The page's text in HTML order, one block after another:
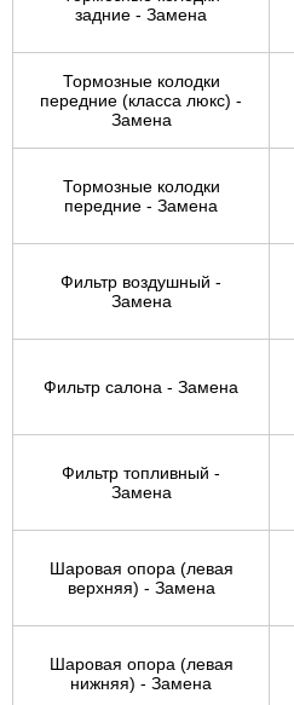
задние - Замена
Тормозные колодки
передние (класса люкс) -
Замена
Тормозные колодки
передние - Замена
Фильтр воздушный -
Замена
Фильтр салона - Замена
Фильтр топливный -
Замена
Шаровая опора (левая
верхняя) - Замена
Шаровая опора (левая
нижняя) - Замена